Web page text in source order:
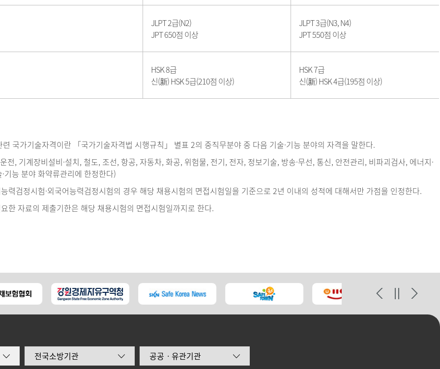
JLPT 2급(N2)
JPT 650점 이상
JLPT 3급(N3, N4)
JPT 550점 이상
HSK 8급
신(新) HSK 5급(210점 이상)
HSK 7급
신(新) HSK 4급(195점 이상)
국가기술자격이란 「국가기술자격법 시행규칙」 별표 2의 중직무분야 중 다음 기술·기능 분야의 자격을 말한다.
전, 기계장비설비·설치, 철도, 조선, 항공, 자동차, 화공, 위험물, 전기, 전자, 정보기술, 방송·무선, 통신, 안전관리, 비파괴검사, 에너지·
기능 분야 화약류관리에 한정한다)
력검정시험·외국어능력검정시험의 경우 해당 채용시험의 면접시험일을 기준으로 2년 이내의 성적에 대해서만 가점을 인정한다.
한 자료의 제출기한은 해당 채용시험의 면접시험일까지로 한다.
전국소방기관 공공ㆍ유관기관